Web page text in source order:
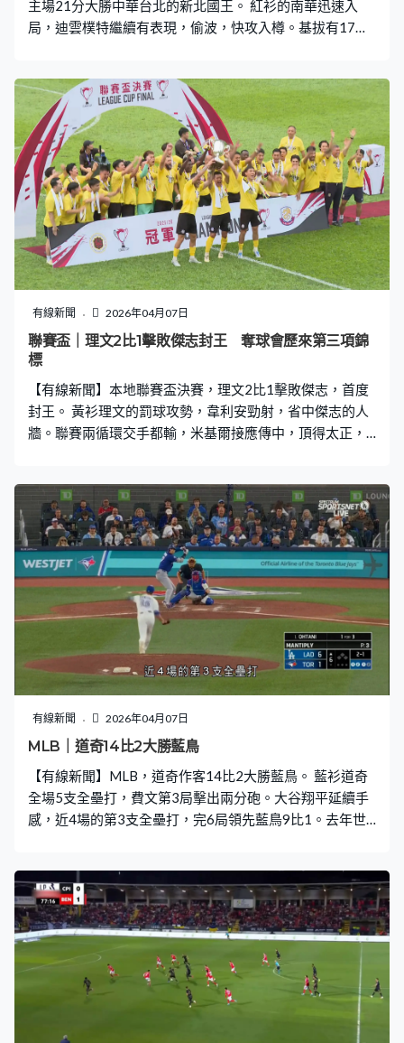
主場21分大勝中華台北的新北國王。 紅衫的南華迅速入
局，迪雲樸特繼續有表現，偷波，快攻入樽。基拔有17
火，安德拉都來一球入樽，領先29比24進入第二節。港隊
曾湛元不讓隊友搶鏡，頻頻鏟籃，兼博得犯規，第二節獨
取10分，全場貢獻21分。國王要專注本土聯賽，沒派強陣
應戰，靠兩位外援搶分，加特拿進帳最高31分，托比特28
分、10籃板，合力取得全隊超過七成分數。南華5人得分
雙位數，迪雲樸特進帳21分，還有3次偷波，半場領先56
比40。 首場領先11分下倒輸，南華吸取經驗，換邊後沒鬆
懈，整體命中率超過53%，安德拉三分球3射3中，交出
「雙雙」22分、13籃板。三分亦是今場勝負分野，10對
4，南華最多拋離34分，大勝103比82，休息一天，星期
四主場鬥桃園領航猿。
有線新聞 2026年04月07日
聯賽盃｜理文2比1擊敗傑志封王 奪球會歷來第三項錦
標
【有線新聞】本地聯賽盃決賽，理文2比1擊敗傑志，首度
封王。 黃衫理文的罰球攻勢，韋利安勁射，省中傑志的人
牆。聯賽兩循環交手都輸，米基爾接應傳中，頂得太正，
渺茫，來到聯賽盃贏回一次，巴科爾「割草式」地波，理
文58分鐘拉開2比0。 5分鐘後守不住傑志的罰球攻勢，伊
拿拉文迪頭槌，頂中米基爾反彈入網被追近。理文之後有
黃金機會，艾華頓單刀挑過門將，被利亞拿護空門，都贏2
比1。3,770名球迷入場見證理文捧盃，奪得球會歷來第3
項錦標。
有線新聞 2026年04月07日
MLB｜道奇14比2大勝藍鳥
【有線新聞】MLB，道奇作客14比2大勝藍鳥。 藍衫道奇
全場5支全壘打，費文第3局擊出兩分砲。大谷翔平延續手
感，近4場的第3支全壘打，完6局領先藍鳥9比1。去年世